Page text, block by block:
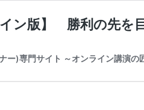
イン版】 勝利の先を
ー)専門サイト ～オンライン講演の